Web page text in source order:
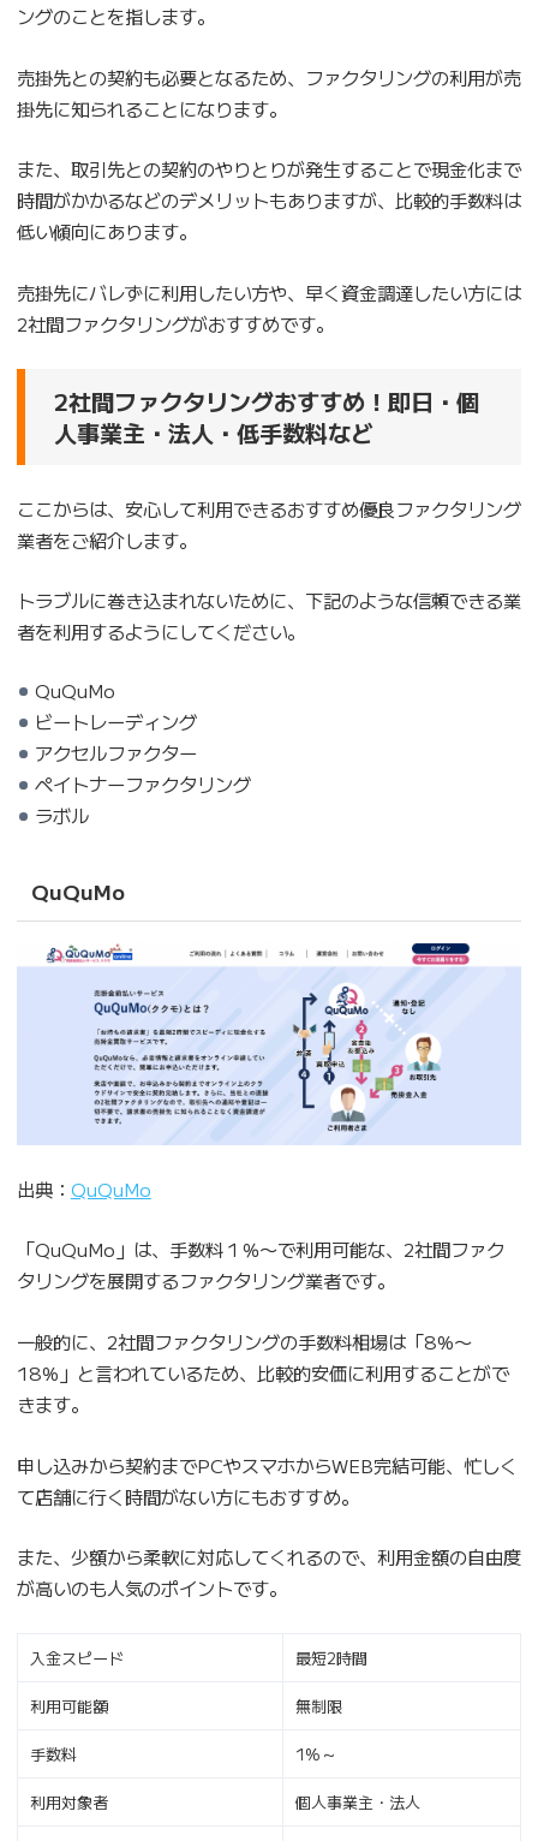
ングのことを指します。
売掛先との契約も必要となるため、ファクタリングの利用が売
掛先に知られることになります。
また、取引先との契約のやりとりが発生することで現金化まで
時間がかかるなどのデメリットもありますが、比較的手数料は
低い傾向にあります。
売掛先にバレずに利用したい方や、早く資金調達したい方には
2社間ファクタリングがおすすめです。
2社間ファクタリングおすすめ！即日・個
人事業主・法人・低手数料など
ここからは、安心して利用できるおすすめ優良ファクタリング
業者をご紹介します。
トラブルに巻き込まれないために、下記のような信頼できる業
者を利用するようにしてください。
QuQuMo
ビートレーディング
アクセルファクター
ペイトナーファクタリング
ラボル
QuQuMo
出典： QuQuMo
「QuQuMo」は、手数料１％〜で利用可能な、2社間ファク
タリングを展開するファクタリング業者です。
一般的に、2社間ファクタリングの手数料相場は「8%〜
18%」と言われているため、比較的安価に利用することがで
きます。
申し込みから契約までPCやスマホからWEB完結可能、忙しく
て店舗に行く時間がない方にもおすすめ。
また、少額から柔軟に対応してくれるので、利用金額の自由度
が高いのも人気のポイントです。
入金スピード 最短2時間
利用可能額 無制限
手数料 1%～
利用対象者 個人事業主・法人